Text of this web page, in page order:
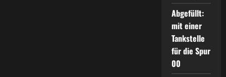
Abgefüllt:
mit einer
Tankstelle
für die Spur
00